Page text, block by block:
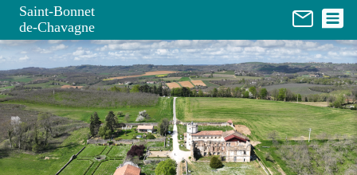
Saint-Bonnet
de-Chavagne
Panneau de gestion des cookies